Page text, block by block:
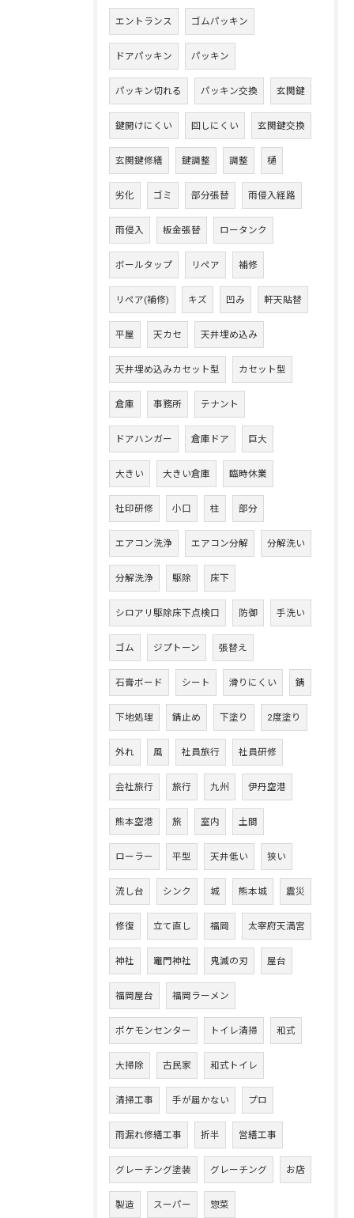
エントランス ゴムパッキン
ドアパッキン パッキン
パッキン切れる パッキン交換 玄関鍵
鍵開けにくい 回しにくい 玄関鍵交換
玄関鍵修繕 鍵調整 調整 樋
劣化 ゴミ 部分張替 雨侵入経路
雨侵入 板金張替 ロータンク
ボールタップ リペア 補修
リペア(補修) キズ 凹み 軒天貼替
平屋 天カセ 天井埋め込み
天井埋め込みカセット型 カセット型
倉庫 事務所 テナント
ドアハンガー 倉庫ドア 巨大
大きい 大きい倉庫 臨時休業
社印研修 小口 柱 部分
エアコン洗浄 エアコン分解 分解洗い
分解洗浄 駆除 床下
シロアリ駆除床下点検口 防御 手洗い
ゴム ジプトーン 張替え
石膏ボード シート 滑りにくい 錆
下地処理 錆止め 下塗り 2度塗り
外れ 風 社員旅行 社員研修
会社旅行 旅行 九州 伊丹空港
熊本空港 旅 室内 土間
ローラー 平型 天井低い 狭い
流し台 シンク 城 熊本城 震災
修復 立て直し 福岡 太宰府天満宮
神社 竈門神社 鬼滅の刃 屋台
福岡屋台 福岡ラーメン
ポケモンセンター トイレ清掃 和式
大掃除 古民家 和式トイレ
清掃工事 手が届かない プロ
雨漏れ修繕工事 折半 営繕工事
グレーチング塗装 グレーチング お店
製造 スーパー 惣菜